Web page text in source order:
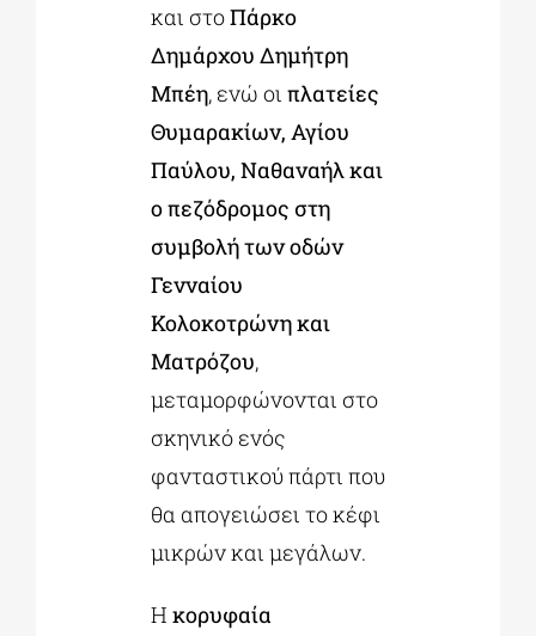
και στοΠάρκο
Δημάρχου Δημήτρη
Μπέη, ενώ οι πλατείες
Θυμαρακίων, Αγίου
Παύλου, Ναθαναήλ και
ο πεζόδρομος στη
συμβολή των οδών
Γενναίου
Κολοκοτρώνη και
Ματρόζου,
μεταμορφώνονται στο
σκηνικό ενός
φανταστικού πάρτι που
θα απογειώσει το κέφι
μικρών και μεγάλων.
Η κορυφαία